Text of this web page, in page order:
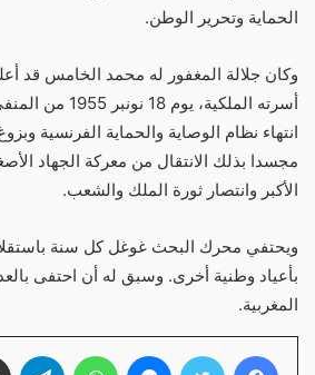
الحماية وتحرير الوطن.
وكان جلالة المغفور له محمد الخامس قد
أسرته الملكية،
انتهاء نظام الوصاية والحماية الفرنسية
مجسدا بذلك الانتقال من معركة الجهاد
الأكبر وانتصار ثورة الملك والشعب.
ويحتفي محرك البحث غوغل كل سنة
بأعياد وطنية أخرى. وسبق له أن احتفى
المغربية.
فيسبوك تويتر ماسنجر واتساب